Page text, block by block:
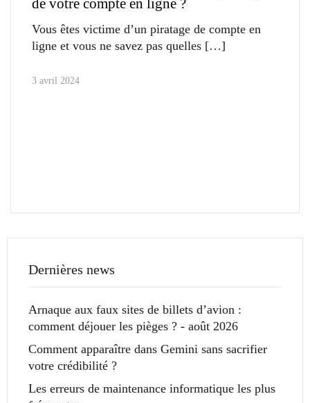
de votre compte en ligne ?
Vous êtes victime d’un piratage de compte en
ligne et vous ne savez pas quelles
3 avril 2024
Dernières news
Arnaque aux faux sites de billets d’avion :
comment déjouer les pièges ? - août 2026
Comment apparaître dans Gemini sans sacrifier
votre crédibilité ?
Les erreurs de maintenance informatique les plus